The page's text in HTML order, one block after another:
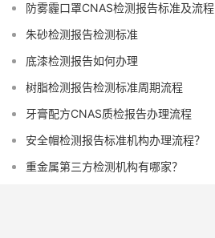
防雾霾口罩CNAS检测报告标准及流程
朱砂检测报告检测标准
底漆检测报告如何办理
树脂检测报告检测标准周期流程
牙膏配方CNAS质检报告办理流程
安全帽检测报告标准机构办理流程？
重金属第三方检测机构有哪家？